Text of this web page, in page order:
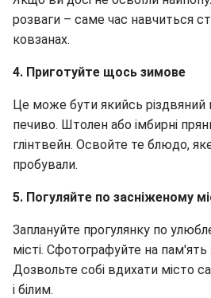
розваги – саме час навчиться
ковзанах.
4. Приготуйте щось зимове
Це може бути якийсь різдвяний
печиво. Штолен або імбирні
глінтвейн. Освойте те блюдо,
пробували.
5. Погуляйте по засніженому
Заплануйте прогулянку по
місті. Сфотографуйте на пам'ять
Дозвольте собі вдихати місто
і білим.